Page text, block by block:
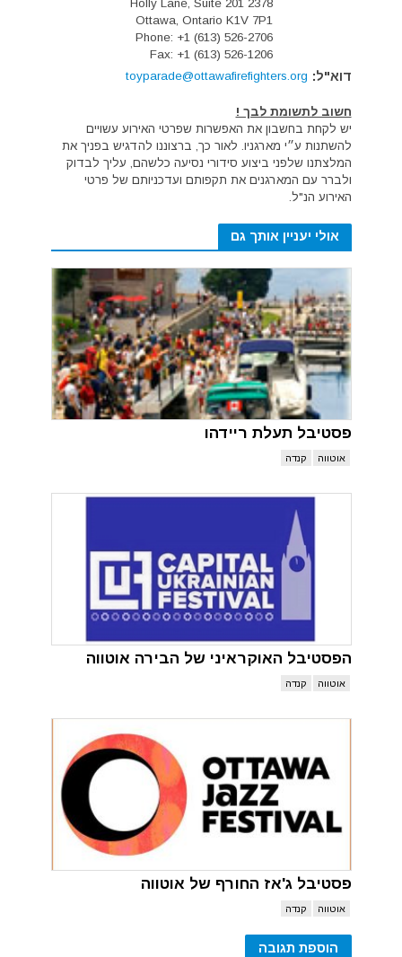
2378 Holly Lane, Suite 201
Ottawa, Ontario K1V 7P1
Phone: +1 (613) 526-2706
Fax: +1 (613) 526-1206
דוא"ל: toyparade@ottawafirefighters.org
חשוב לתשומת לבך !
יש לקחת בחשבון את האפשרות שפרטי האירוע עשויים
להשתנות ע״י מארגניו. לאור כך, ברצוננו להדגיש בפניך את
המלצתנו שלפני ביצוע סידורי נסיעה כלשהם, עליך לבדוק
ולברר עם המארגנים את תקפותם ועדכניותם של פרטי
האירוע הנ"ל.
אולי יעניין אותך גם
פסטיבל תעלת ריידהו
אוטווה קנדה
הפסטיבל האוקראיני של הבירה אוטווה
אוטווה קנדה
פסטיבל ג'אז החורף של אוטווה
אוטווה קנדה
הוספת תגובה